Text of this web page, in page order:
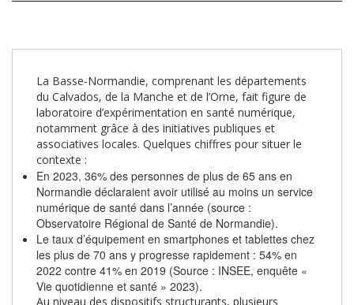
La Basse-Normandie, comprenant les départements
du Calvados, de la Manche et de l’Orne, fait figure de
laboratoire d’expérimentation en santé numérique,
notamment grâce à des initiatives publiques et
associatives locales. Quelques chiffres pour situer le
contexte :
En 2023, 36% des personnes de plus de 65 ans en
Normandie déclaraient avoir utilisé au moins un service
numérique de santé dans l’année (source :
Observatoire Régional de Santé de Normandie).
Le taux d’équipement en smartphones et tablettes chez
les plus de 70 ans y progresse rapidement : 54% en
2022 contre 41% en 2019 (Source : INSEE, enquête «
Vie quotidienne et santé » 2023).
Au niveau des dispositifs structurants, plusieurs